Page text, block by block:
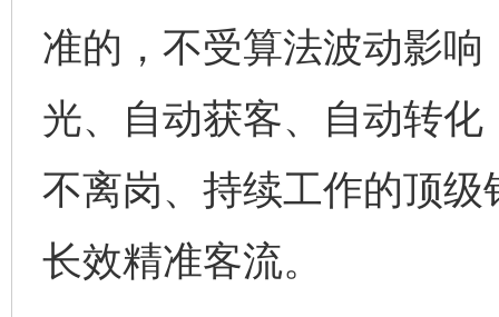
准的，不受算法波动影
光、自动获客、自动转
不离岗、持续工作的顶
长效精准客流。